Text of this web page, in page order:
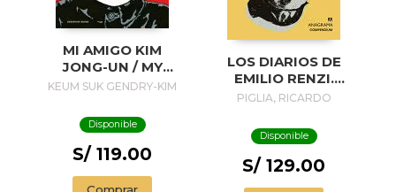
MI AMIGO KIM
JONG-UN / MY
FRIEND KIM JONG-
KEUM SUK GENDRY-KIM
Disponible
S/ 119.00
LOS DIARIOS DE
EMILIO RENZI.
AÑOS DE
AÑOS FELICES II;
UN DIA EN LA VIDA
III
PIGLIA, RICARDO
Disponible
S/ 129.00